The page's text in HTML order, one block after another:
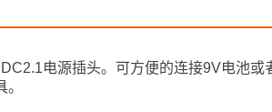
电源插头。可方便的连接9V电池